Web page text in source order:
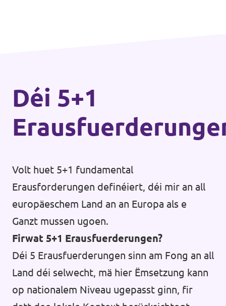
Déi 5+1
Volt huet 5+1 fundamental
Erausforderungen definéiert, déi mir an all
europäeschem Land an an Europa als e
Ganzt mussen ugoen.
Firwat 5+1 Erausfuerderungen?
Déi 5 Erausfuerderungen sinn am Fong an all
Land déi selwecht, mä hier Ëmsetzung kann
op nationalem Niveau ugepasst ginn, fir